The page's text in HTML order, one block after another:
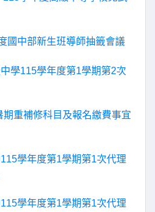
國中部新生班導師抽籤會議
學115學年度第1學期第2次
期重補修科目及報名繳費事宜
學年度第1學期第1次代理
學年度第1學期第1次代理